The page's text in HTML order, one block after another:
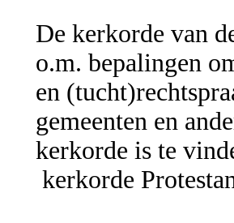
De kerkorde van
o.m. bepalingen
en
gemeenten en
kerkorde is te
kerkorde